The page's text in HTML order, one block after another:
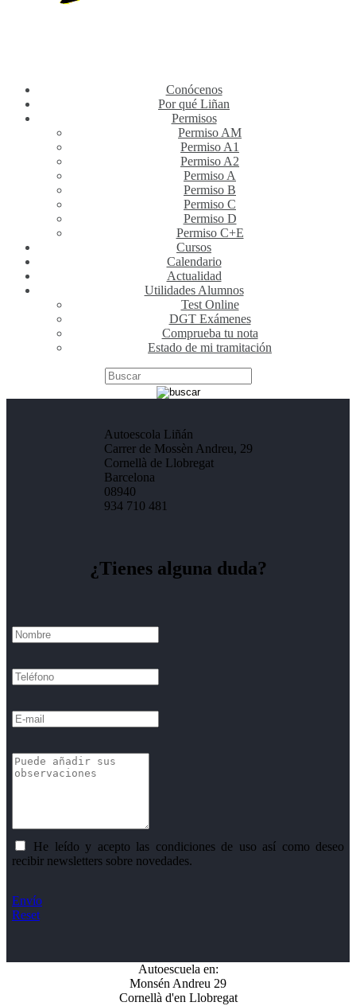
Conócenos
Por qué Liñan
Permisos
Permiso AM
Permiso A1
Permiso A2
Permiso A
Permiso B
Permiso C
Permiso D
Permiso C+E
Cursos
Calendario
Actualidad
Utilidades Alumnos
Test Online
DGT Exámenes
Comprueba tu nota
Estado de mi tramitación
Autoescola Liñán
Carrer de Mossèn Andreu, 29
Cornellà de Llobregat
Barcelona
08940
934 710 481
¿Tienes alguna duda?
He leído y acepto las condiciones de uso así como deseo
recibir newsletters sobre novedades.
Envío
Reset
Autoescuela en:
Monsén Andreu 29
Cornellà d'en Llobregat